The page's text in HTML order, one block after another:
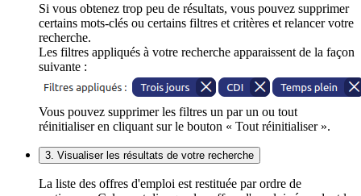
Si vous obtenez trop peu de résultats, vous pouvez supprimer
certains mots-clés ou certains filtres et critères et relancer votre
recherche.
Les filtres appliqués à votre recherche apparaissent de la façon
suivante :
Vous pouvez supprimer les filtres un par un ou tout
réinitialiser en cliquant sur le bouton « Tout réinitialiser ».
3. Visualiser les résultats de votre recherche
La liste des offres d'emploi est restituée par ordre de